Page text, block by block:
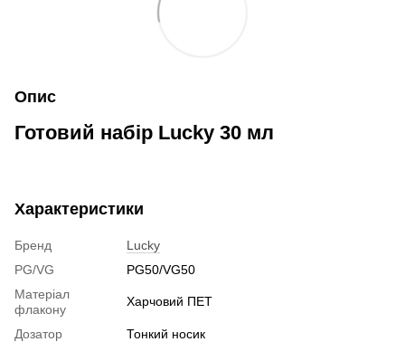
Опис
Готовий набір Lucky 30 мл
Характеристики
Бренд
Lucky
PG/VG
PG50/VG50
Матеріал
флакону
Харчовий ПЕТ
Дозатор
Тонкий носик